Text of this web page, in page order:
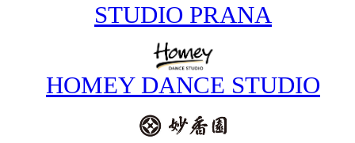
STUDIO PRANA
HOMEY DANCE STUDIO